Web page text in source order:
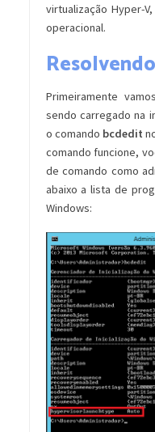
virtualização Hyper-
operacional.
Primeiramente
sendo carregado na
o comando bcdedit
comando funcione,
de comando como
abaixo a lista de
Windows: